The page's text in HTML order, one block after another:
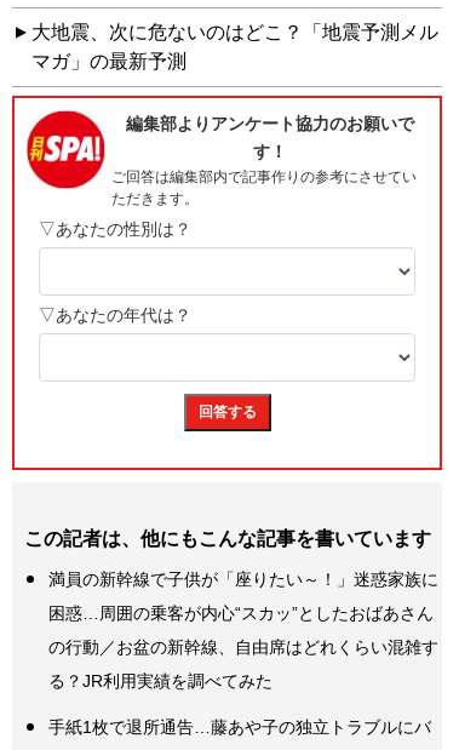
大地震、次に危ないのはどこ？「地震予測メル
マガ」の最新予測
この記者は、他にもこんな記事を書いています
満員の新幹線で子供が「座りたい～！」迷惑家族に
困惑…周囲の乗客が内心“スカッ”としたおばあさん
の行動／お盆の新幹線、自由席はどれくらい混雑す
る？JR利用実績を調べてみた
手紙1枚で退所通告…藤あや子の独立トラブルにバ